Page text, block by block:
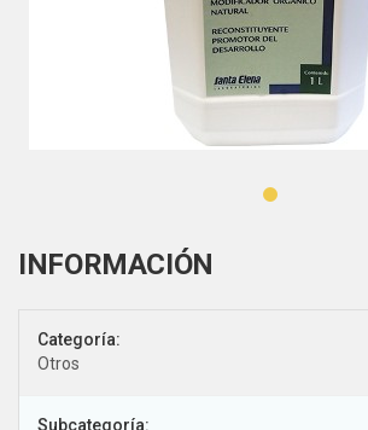
Categoría:
Otros
Subcategoría: